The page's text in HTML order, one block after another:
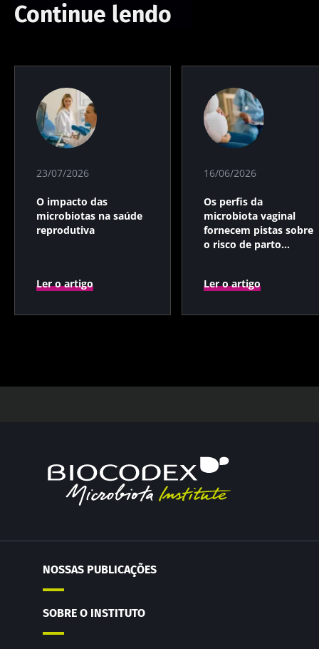
Continue lendo
23/07/2026
O impacto das
microbiotas na saúde
reprodutiva
Ler o artigo
16/06/2026
Os perfis da
microbiota vaginal
fornecem pistas sobre
o risco de parto
Ler o artigo
NOSSAS PUBLICAÇÕES
SOBRE O INSTITUTO